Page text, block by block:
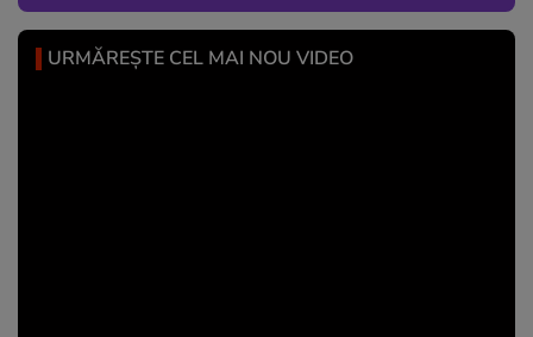
URMĂREȘTE CEL MAI NOU VIDEO